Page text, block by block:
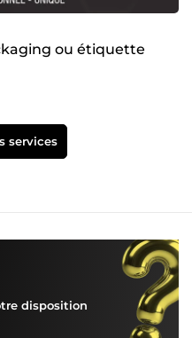
ou étiquette
services
disposition